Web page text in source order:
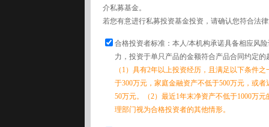
介私募基金。
若您有意进行私募投资基金投资，请确认您符合法
合格投资者标准：本人/本机构承诺具备相应风
力，投资于单只产品的金额符合产品合同约定的
（1）具有2年以上投资经历，且满足以下条件
于300万元，家庭金融资产不低于500万元，或
50万元。（2）最近1年末净资产不低于1000万
理部门视为合格投资者的其他情形。